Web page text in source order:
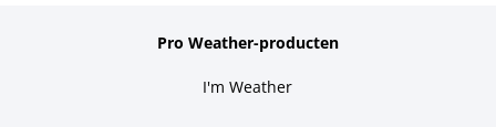
Pro Weather-producten
I'm Weather